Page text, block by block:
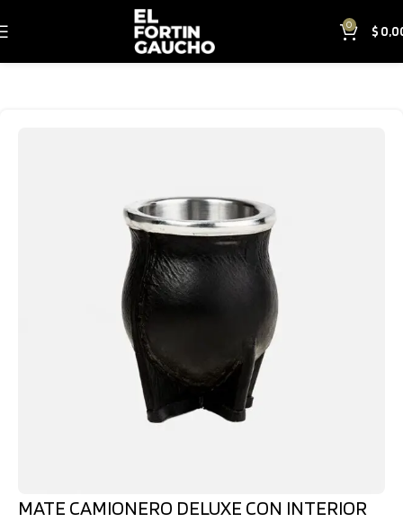
0 $
MATE CAMIONERO DELUXE CON INTERIOR